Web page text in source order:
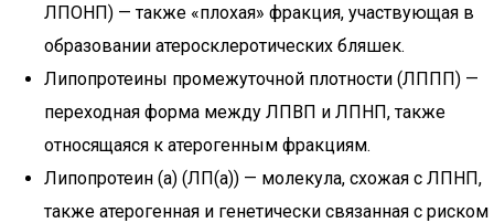
ЛПОНП) — также «плохая» фракция, участвующая в
образовании атеросклеротических бляшек.
Липопротеины промежуточной плотности (ЛППП) —
переходная форма между ЛПВП и ЛПНП, также
относящаяся к атерогенным фракциям.
Липопротеин (a) (ЛП(а)) — молекула, схожая с ЛПНП,
также атерогенная и генетически связанная с риском